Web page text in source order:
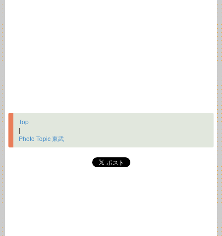
Top
|
Photo Topic 東武